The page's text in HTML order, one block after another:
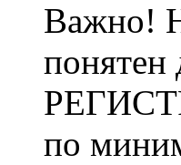
Важно!
понятен
по